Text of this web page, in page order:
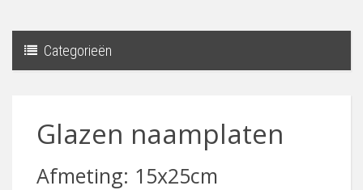
Categorieën
Glazen naamplaten
Afmeting: 15x25cm